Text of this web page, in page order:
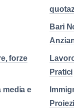
Bari
forze
Pratici
media e